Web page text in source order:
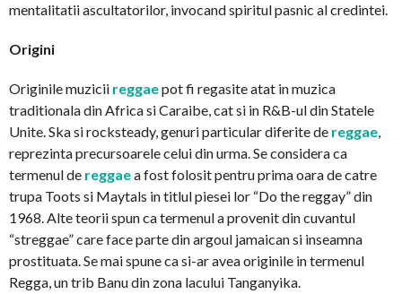
mentalitatii ascultatorilor, invocand spiritul pasnic al credintei.
Origini
Originile muzicii reggaepot fi regasite atat in muzica
traditionala din Africa si Caraibe, cat si in R&B-ul din Statele
Unite. Ska si rocksteady, genuri particular diferite de reggae,
reprezinta precursoarele celui din urma. Se considera ca
termenul de reggaea fost folosit pentru prima oara de catre
trupa Toots si Maytals in titlul piesei lor “Do the reggay” din
1968. Alte teorii spun ca termenul a provenit din cuvantul
“streggae” care face parte din argoul jamaican si inseamna
prostituata. Se mai spune ca si-ar avea originile in termenul
Regga, un trib Banu din zona lacului Tanganyika.